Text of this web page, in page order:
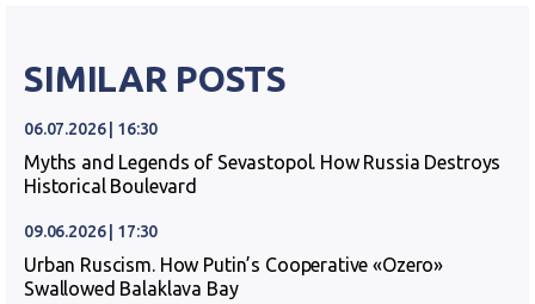
SIMILAR POSTS
06.07.2026 | 16:30
Myths and Legends of Sevastopol. How Russia Destroys
Historical Boulevard
09.06.2026 | 17:30
Urban Ruscism. How Putin’s Cooperative «Ozero»
Swallowed Balaklava Bay